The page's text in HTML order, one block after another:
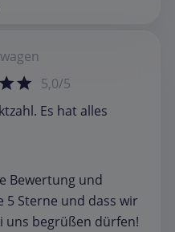
5,0/5
Es hat alles
Bewertung und
Sterne und dass wir
uns begrüßen dürfen!